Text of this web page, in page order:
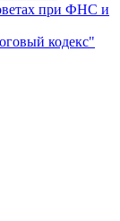
при ФНС и
кодекс"